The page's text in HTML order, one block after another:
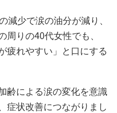
減少で涙の油分が減り、
りの40代女性でも、
疲れやすい」と口にする
齢による涙の変化を意識
症状改善につながりまし